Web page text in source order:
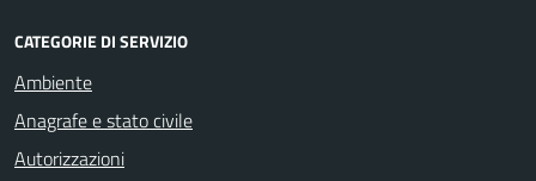
CATEGORIE DI SERVIZIO
Ambiente
Anagrafe e stato civile
Autorizzazioni